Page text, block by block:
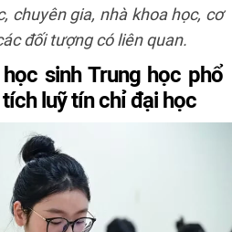
chuyên gia, nhà khoa học, cơ
đối tượng có liên quan.
sinh Trung học phổ
luỹ tín chỉ đại học